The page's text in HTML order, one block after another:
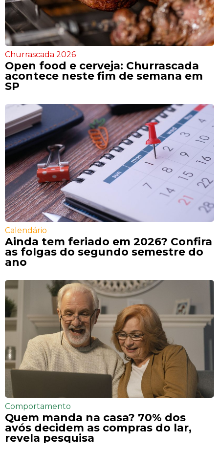
Churrascada 2026
Open food e cerveja: Churrascada
acontece neste fim de semana em
SP
Calendário
Ainda tem feriado em 2026? Confira
as folgas do segundo semestre do
ano
Comportamento
Quem manda na casa? 70% dos
avós decidem as compras do lar,
revela pesquisa